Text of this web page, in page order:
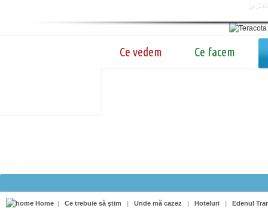
Ce vedem Ce facem
Home | Ce trebuie să știm | Unde mă cazez | Hoteluri | Edenul